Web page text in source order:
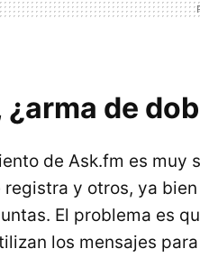
de
de Ask.fm es muy
registra y otros, ya
El problema es
los mensajes